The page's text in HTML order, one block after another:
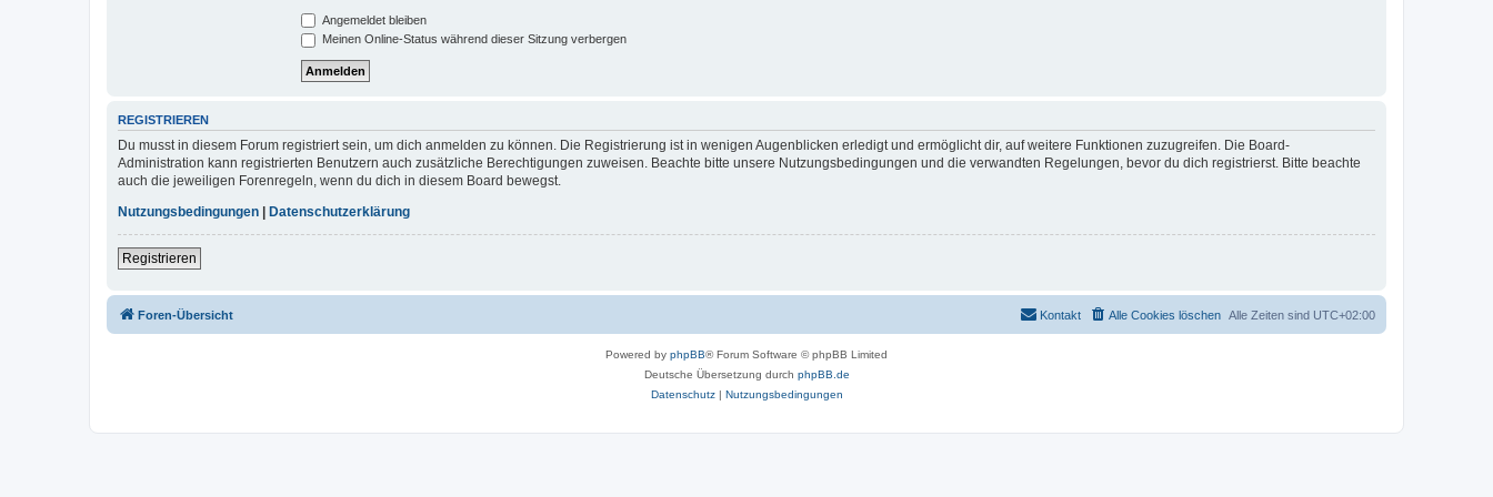
Angemeldet bleiben
Meinen Online-Status während dieser Sitzung verbergen
REGISTRIEREN
Du musst in diesem Forum registriert sein, um dich anmelden zu können. Die Registrierung ist in wenigen Augenblicken erledigt und ermöglicht dir, auf weitere Funktionen zuzugreifen. Die Board-
Administration kann registrierten Benutzern auch zusätzliche Berechtigungen zuweisen. Beachte bitte unsere Nutzungsbedingungen und die verwandten Regelungen, bevor du dich registrierst. Bitte beachte
auch die jeweiligen Forenregeln, wenn du dich in diesem Board bewegst.
Nutzungsbedingungen
Datenschutzerklärung
Registrieren
Foren-Übersicht Alle Zeiten sind UTC+02:00
Alle Cookies löschen
Kontakt
Powered by phpBB® Forum Software © phpBB Limited
Deutsche Übersetzung durch phpBB.de
Datenschutz| Nutzungsbedingungen